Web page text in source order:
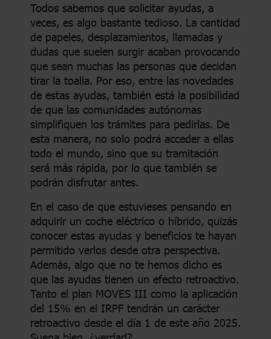
Todos sabemos que solicitar ayudas, a
veces, es algo bastante tedioso. La cantidad
de papeles, desplazamientos, llamadas y
dudas que suelen surgir acaban provocando
que sean muchas las personas que decidan
tirar la toalla. Por eso, entre las novedades
de estas ayudas, también está la posibilidad
de que las comunidades autónomas
simplifiquen los trámites para pedirlas. De
esta manera, no solo podrá acceder a ellas
todo el mundo, sino que su tramitación
será más rápida, por lo que también se
podrán disfrutar antes.
En el caso de que estuvieses pensando en
adquirir un coche eléctrico o híbrido, quizás
conocer estas ayudas y beneficios te hayan
permitido verlos desde otra perspectiva.
Además, algo que no te hemos dicho es
que las ayudas tienen un efecto retroactivo.
Tanto el plan MOVES III como la aplicación
del 15% en el IRPF tendrán un carácter
retroactivo desde el día 1 de este año 2025.